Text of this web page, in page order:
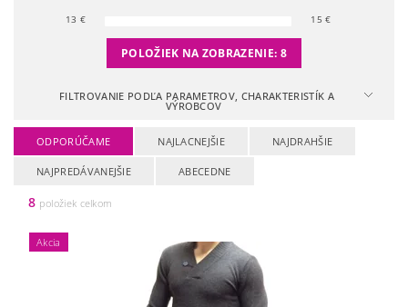
13 € 15 €
POLOŽIEK NA ZOBRAZENIE: 8
FILTROVANIE PODĽA PARAMETROV, CHARAKTERISTÍK A
VÝROBCOV
ODPORÚČAME NAJLACNEJŠIE NAJDRAHŠIE
NAJPREDÁVANEJŠIE ABECEDNE
8 položiek celkom
Akcia